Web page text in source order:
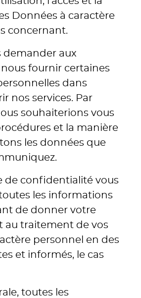
Données à caractère
concernant.
demander aux
fournir certaines
dans
nos services. Par
souhaiterions vous
et la manière
les données que
de confidentialité vous
les informations
de donner votre
au traitement de vos
personnel en des
et informés, le cas
toutes les